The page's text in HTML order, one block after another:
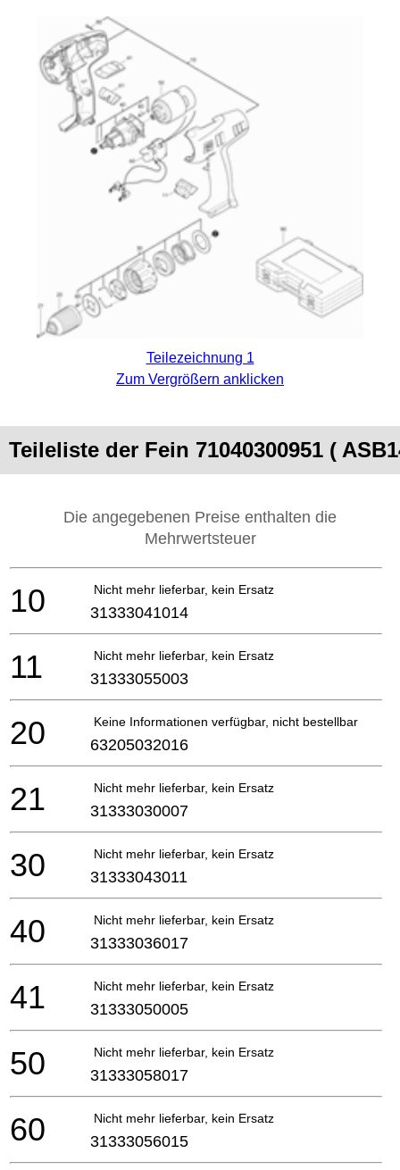
Teilezeichnung 1
Zum Vergrößern anklicken
Teileliste der Fein 71040300951 (
Die angegebenen Preise enthalten die
Mehrwertsteuer
Nicht mehr lieferbar, kein Ersatz
10 31333041014
Nicht mehr lieferbar, kein Ersatz
11 31333055003
Keine Informationen verfügbar, nicht bestellbar
20 63205032016
Nicht mehr lieferbar, kein Ersatz
21 31333030007
Nicht mehr lieferbar, kein Ersatz
30 31333043011
Nicht mehr lieferbar, kein Ersatz
40 31333036017
Nicht mehr lieferbar, kein Ersatz
41 31333050005
Nicht mehr lieferbar, kein Ersatz
50 31333058017
Nicht mehr lieferbar, kein Ersatz
60 31333056015